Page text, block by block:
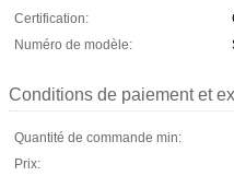
Certification:
Numéro de modèle:
Conditions de paiement et
Quantité de commande min:
Prix: